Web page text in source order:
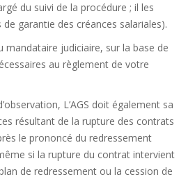
du suivi de la procédure ; il les
de garantie des créances salariales).
mandataire judiciaire, sur la base de
au règlement de votre
L’AGS doit également sa
résultant de la rupture des contrats
le prononcé du redressement
si la rupture du contrat intervient
de redressement ou la cession de